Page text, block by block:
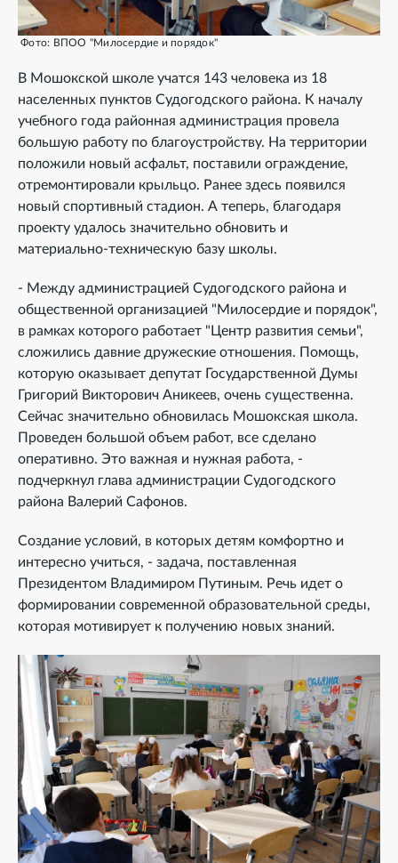
Фото: ВПОО "Милосердие и порядок"
В Мошокской школе учатся 143 человека из 18
населенных пунктов Судогодского района. К началу
учебного года районная администрация провела
большую работу по благоустройству. На территории
положили новый асфальт, поставили ограждение,
отремонтировали крыльцо. Ранее здесь появился
новый спортивный стадион. А теперь, благодаря
проекту удалось значительно обновить и
материально-техническую базу школы.
- Между администрацией Судогодского района и
общественной организацией "Милосердие и порядок",
в рамках которого работает "Центр развития семьи",
сложились давние дружеские отношения. Помощь,
которую оказывает депутат Государственной Думы
Григорий Викторович Аникеев, очень существенна.
Сейчас значительно обновилась Мошокская школа.
Проведен большой объем работ, все сделано
оперативно. Это важная и нужная работа, -
подчеркнул глава администрации Судогодского
района Валерий Сафонов.
Создание условий, в которых детям комфортно и
интересно учиться, - задача, поставленная
Президентом Владимиром Путиным. Речь идет о
формировании современной образовательной среды,
которая мотивирует к получению новых знаний.